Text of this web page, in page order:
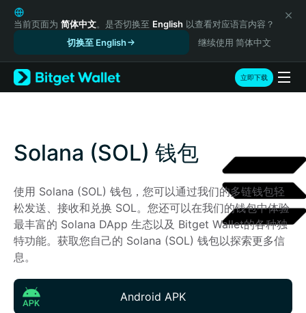
English
日本語
Русский
Español (Latinoamérica)
Türkçe
简体中文
Português (Portugal)
Bahasa Indonesia
ภาษาไทย
हिन्दी
বাংলা
Português (Brasil)
Español (Argentina)
当前页面为 简体中文。是否切换至 English 以查看对应语言内容？
切换至 English
继续使用 简体中文
立即下载
Solana (SOL) 钱包
使用 Solana (SOL) 钱包，您可以通过我们的多链钱包轻
松发送、接收和兑换 SOL。您还可以在我们的钱包中体验
最丰富的 Solana DApp 生态以及 Bitget Wallet的各种独
特功能。获取您自己的 Solana (SOL) 钱包以探索更多信
息。
Android APK